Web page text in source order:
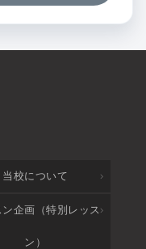
当校について
ン企画（特別レッス
ン）